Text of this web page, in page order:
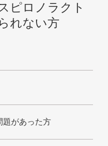
ピロノラクト
れない方
題があった方